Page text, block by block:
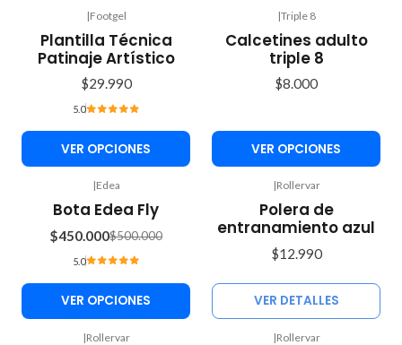
|Footgel
Plantilla Técnica
Patinaje Artístico
$29.990
5.0
VER OPCIONES
|Triple 8
Calcetines adulto
triple 8
$8.000
VER OPCIONES
|Edea
Bota Edea Fly
$450.000$500.000
5.0
VER OPCIONES
|Rollervar
Polera de
entranamiento azul
$12.990
VER DETALLES
|Rollervar |Rollervar